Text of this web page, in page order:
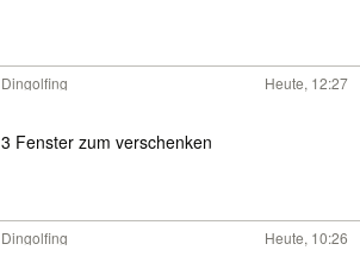
Dingolfing Heute, 12:27
3 Fenster zum verschenken
Dingolfing Heute, 10:26